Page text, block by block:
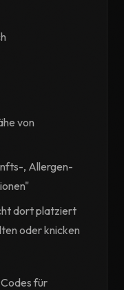
von
, Allergen-
dort platziert
oder knicken
für